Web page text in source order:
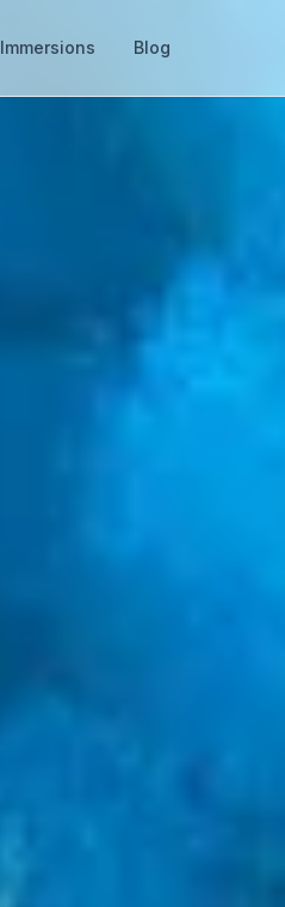
Immersions Blog